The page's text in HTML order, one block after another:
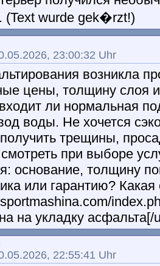
wurde gek�rzt!)
23:00:32 Uhr
возникла
цены, толщину слоя
ли нормальная
воды. Не хочется
трещины,
при выборе
основание, толщину
или гарантию?
на укладку асфальта[/
22:55:41 Uhr